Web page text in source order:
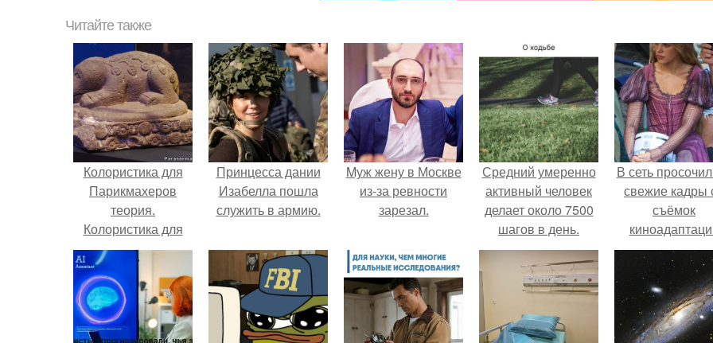
Читайте также
Колористика для
Парикмахеров
теория.
Колористика для
парикмахеров:
теория.
Принцесса дании
Изабелла пошла
служить в армию.
Mуж жену в Москве
из-за ревности
зарезал.
Средний умеренно
активный человек
делает около 7500
шагов в день.
В сеть
свежие кадры
съёмок
"Рапунцель", и
внимание
моментально
оказалось
приковано к